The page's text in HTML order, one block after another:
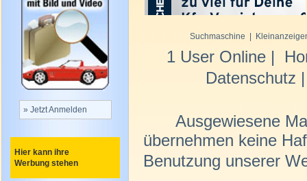
» Jetzt Anmelden
Suchmaschine
1 User Online |
Datenschutz
Ausgewiesene
übernehmen keine
Benutzung unserer